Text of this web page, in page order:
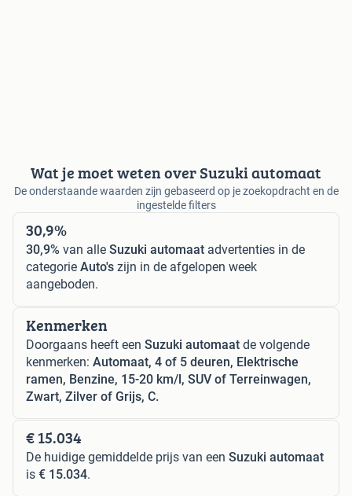
Wat je moet weten over Suzuki automaat
De onderstaande waarden zijn gebaseerd op je zoekopdracht en de
ingestelde filters
30,9%
30,9% van alle Suzuki automaat advertenties in de
categorie Auto's zijn in de afgelopen week
aangeboden.
Kenmerken
Doorgaans heeft een Suzuki automaat de volgende
kenmerken: Automaat, 4 of 5 deuren, Elektrische
ramen, Benzine, 15-20 km/l, SUV of Terreinwagen,
Zwart, Zilver of Grijs, C.
€ 15.034
De huidige gemiddelde prijs van een Suzuki automaat
is € 15.034.